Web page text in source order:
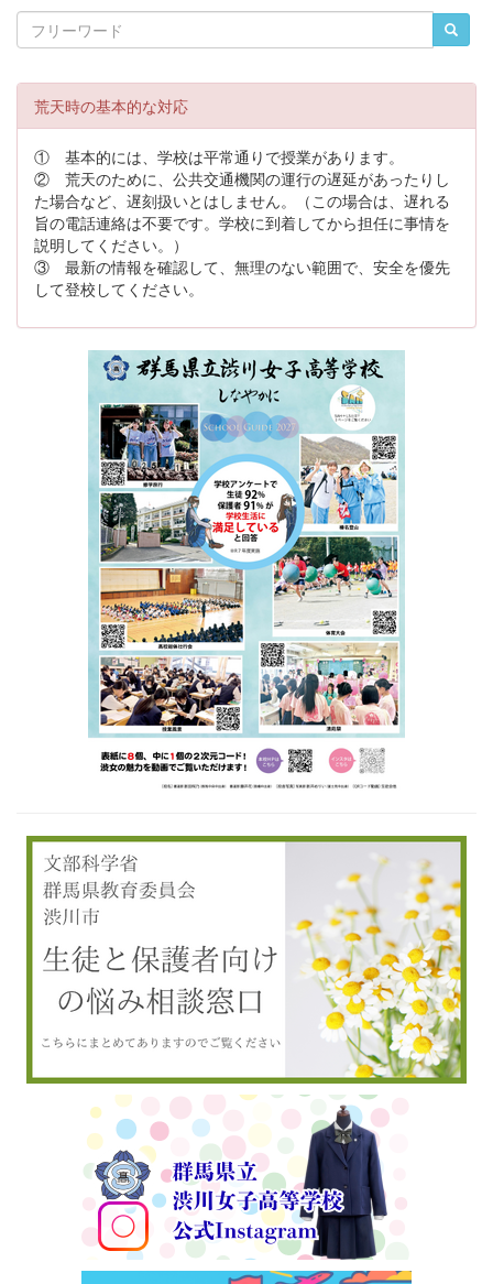
荒天時の基本的な対応
① 基本的には、学校は平常通りで授業があります。
② 荒天のために、公共交通機関の運行の遅延があったりし
た場合など、遅刻扱いとはしません。（この場合は、遅れる
旨の電話連絡は不要です。学校に到着してから担任に事情を
説明してください。）
③ 最新の情報を確認して、無理のない範囲で、安全を優先
して登校してください。